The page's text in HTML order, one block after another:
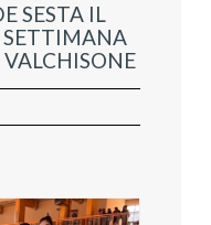
SESTA IL
SETTIMANA